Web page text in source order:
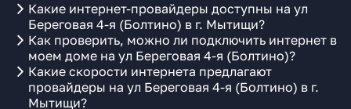
Какие интернет-провайдеры доступны на ул
Береговая 4-я (Болтино) в г. Мытищи?
Как проверить, можно ли подключить интернет в
моем доме на ул Береговая 4-я (Болтино)?
Какие скорости интернета предлагают
провайдеры на ул Береговая 4-я (Болтино) в г.
Мытищи?